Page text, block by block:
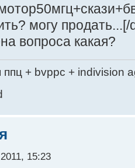
могу продать...[/
вопроса какая?
+ bvppc + indivision
15:23